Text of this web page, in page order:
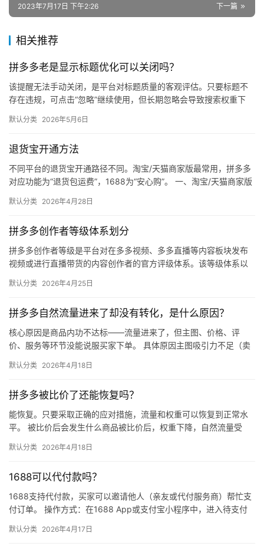
下一篇
2023年7月17日 下午2:26
相关推荐
拼多多老是显示标题优化可以关闭吗？
该提醒无法手动关闭，是平台对标题质量的客观评估。只要标题不
存在违规，可点击“忽略”继续使用，但长期忽略会导致搜索权重下
默认分类 2026年5月6日
退货宝开通方法
不同平台的退货宝开通路径不同。淘宝/天猫商家版最常用，拼多多
对应功能为“退货包运费”，1688为“安心购”。 一、淘宝/天猫商家版
默认分类 2026年4月28日
拼多多创作者等级体系划分
拼多多创作者等级是平台对在多多视频、多多直播等内容板块发布
视频或进行直播带货的内容创作者的官方评级体系。该等级体系以
同等级…
默认分类 2026年4月25日
拼多多自然流量进来了却没有转化，是什么原因？
核心原因是商品内功不达标——流量进来了，但主图、价格、评
价、服务等环节没能说服买家下单。 具体原因主图吸引力不足（卖
评少、…
默认分类 2026年4月18日
拼多多被比价了还能恢复吗？
能恢复。只要采取正确的应对措施，流量和权重可以恢复到正常水
平。 被比价后会发生什么商品被比价后，权重下降，自然流量受
网价格…
默认分类 2026年4月18日
1688可以代付款吗？
1688支持代付款，买家可以邀请他人（亲友或代付服务商）帮忙支
付订单。 操作方式：在1688 App或支付宝小程序中，进入待支付
默认分类 2026年4月17日